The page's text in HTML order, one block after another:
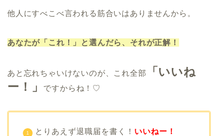
他人にすべこべ言われる筋合いはありませんから。
あなたが「これ！」と選んだら、それが正解！
あと忘れちゃいけないのが、これ全部
「いいね
ー！」
ですからね！♡
とりあえず退職届を書く！ いいねー！